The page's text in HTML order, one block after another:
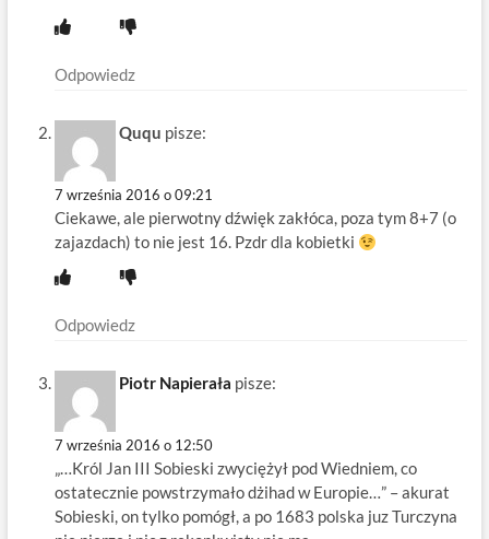
Odpowiedz
Ququ pisze:
7 września 2016 o 09:21
Ciekawe, ale pierwotny dźwięk zakłóca, poza tym 8+7 (o
zajazdach) to nie jest 16. Pzdr dla kobietki
Odpowiedz
Piotr Napierała pisze:
7 września 2016 o 12:50
„…Król Jan III Sobieski zwyciężył pod Wiedniem, co
ostatecznie powstrzymało dżihad w Europie…” – akurat
Sobieski, on tylko pomógł, a po 1683 polska juz Turczyna